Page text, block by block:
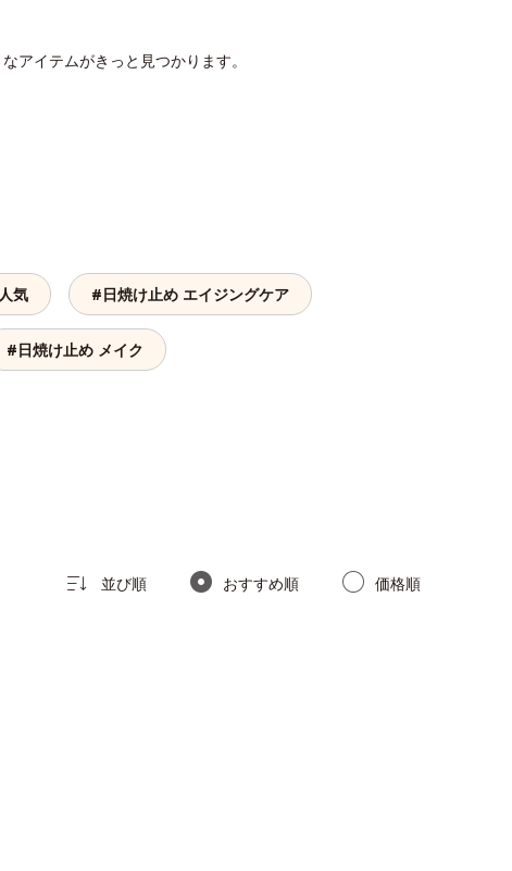
アイテムがきっと見つかります。
気 #日焼け止め エイジングケア
#日焼け止め メイク
並び順 おすすめ順 価格順